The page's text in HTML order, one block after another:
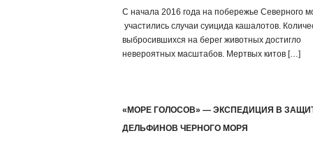
С начала 2016 года на побережье Северного
участились случаи суицида кашалотов.
выбросившихся на берег животных достигло
невероятных масштабов. Мертвых китов […]
«МОРЕ ГОЛОСОВ» — ЭКСПЕДИЦИЯ В
ДЕЛЬФИНОВ ЧЕРНОГО МОРЯ